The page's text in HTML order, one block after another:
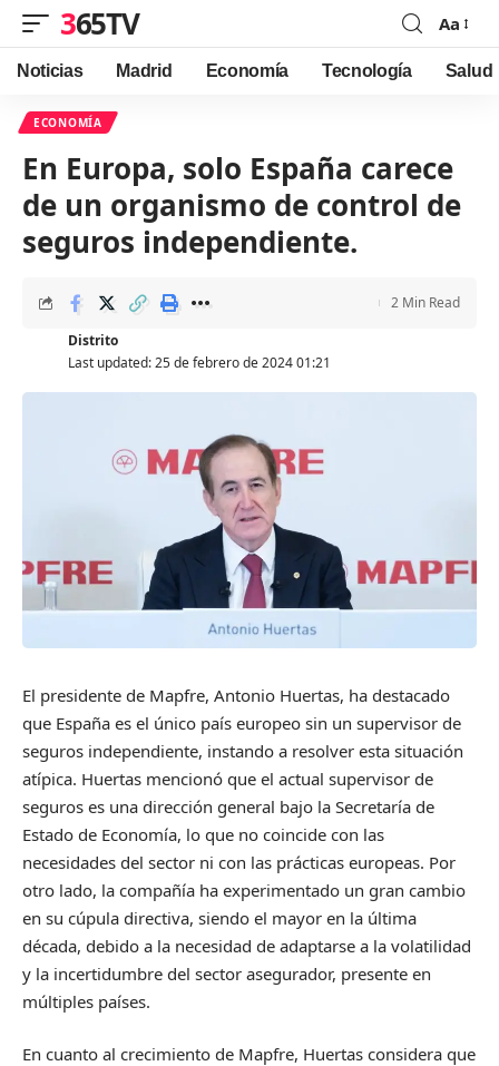
365TV
Font
Resizer
Aa
Noticias Madrid Economía Tecnología Salud
ECONOMÍA
En Europa, solo España carece
de un organismo de control de
seguros independiente.
Last updated: 25 de febrero de 2024 01:21
Distrito
2 Min Read
El presidente de Mapfre, Antonio Huertas, ha destacado
que España es el único país europeo sin un supervisor de
seguros independiente, instando a resolver esta situación
atípica. Huertas mencionó que el actual supervisor de
seguros es una dirección general bajo la Secretaría de
Estado de Economía, lo que no coincide con las
necesidades del sector ni con las prácticas europeas. Por
otro lado, la compañía ha experimentado un gran cambio
en su cúpula directiva, siendo el mayor en la última
década, debido a la necesidad de adaptarse a la volatilidad
y la incertidumbre del sector asegurador, presente en
múltiples países.
En cuanto al crecimiento de Mapfre, Huertas considera que